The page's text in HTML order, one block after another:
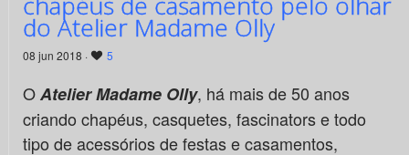
do Atelier Madame Olly
08 jun 2018 · 5
OAtelier Madame Olly, há mais de 50 anos
criando chapéus, casquetes, fascinators e todo
tipo de acessórios de festas e casamentos,